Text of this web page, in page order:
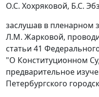
О.С. Хохряковой, Б.С.
заслушав в пленарном
Л.М. Жарковой,
статьи 41
"О Конституционном
предварительное
Петербургского